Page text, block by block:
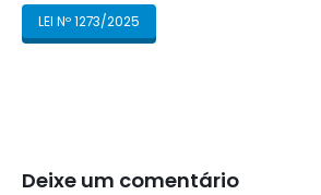
LEI Nº 1273/2025
Deixe um comentário